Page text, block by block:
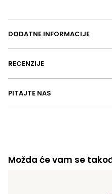
DODATNE INFORMACIJE
RECENZIJE
PITAJTE NAS
Možda će vam se